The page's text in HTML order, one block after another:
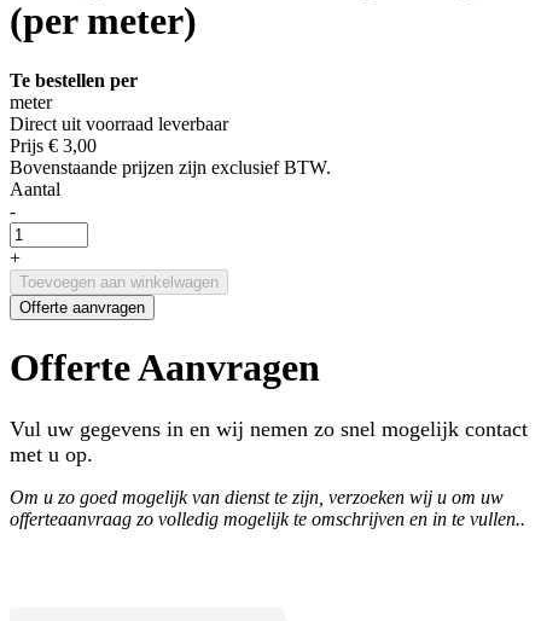
(per meter)
Te bestellen per
meter
Direct uit voorraad leverbaar
Prijs € 3,00
Bovenstaande prijzen zijn exclusief BTW.
Aantal
-
+
Toevoegen aan winkelwagen
Offerte aanvragen
Offerte Aanvragen
Vul uw gegevens in en wij nemen zo snel mogelijk contact
met u op.
Om u zo goed mogelijk van dienst te zijn, verzoeken wij u om uw
offerteaanvraag zo volledig mogelijk te omschrijven en in te vullen..